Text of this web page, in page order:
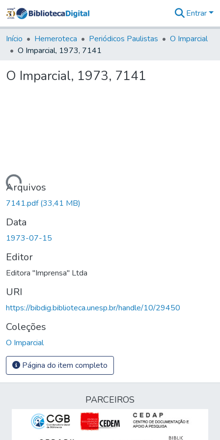
&
Coleções
Tudo na
Digital
Entrar
Início Hemeroteca Periódicos Paulistas
O Imparcial
O Imparcial, 1973, 7141
O Imparcial, 1973, 7141
Carregando...
Arquivos
7141.pdf(33,41 MB)
Data
1973-07-15
Editor
Editora "Imprensa" Ltda
URI
https://bibdig.biblioteca.unesp.br/handle/10/29450
Coleções
O Imparcial
Página do item completo
PARCEIROS